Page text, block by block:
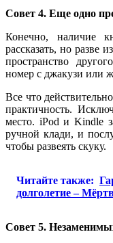
Совет 4. Еще одно
Конечно, наличие
рассказать, но разве
пространство
номер с джакузи или
Все что
практичность.
место. iPod и Kindle
ручной клади, и
чтобы развеять скуку.
Читайте также:
долголетие –
Совет 5.